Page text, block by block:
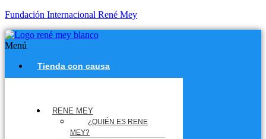
Fundación Internacional René Mey
Menú
Tienda con causa
RENE MEY
¿QUIÉN ES RENE
MEY?